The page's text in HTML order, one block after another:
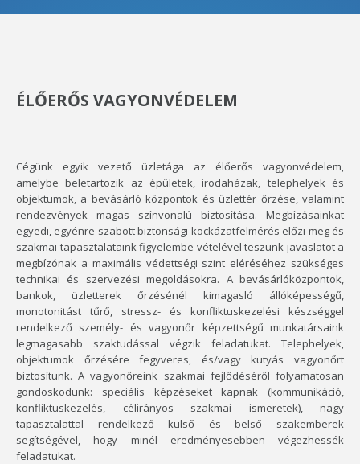
ÉLŐERŐS VAGYONVÉDELEM
Cégünk egyik vezető üzletága az élőerős vagyonvédelem,
amelybe beletartozik az épületek, irodaházak, telephelyek és
objektumok, a bevásárló központok és üzlettér őrzése, valamint
rendezvények magas színvonalú biztosítása. Megbízásainkat
egyedi, egyénre szabott biztonsági kockázatfelmérés előzi meg és
szakmai tapasztalataink figyelembe vételével teszünk javaslatot a
megbízónak a maximális védettségi szint eléréséhez szükséges
technikai és szervezési megoldásokra. A bevásárlóközpontok,
bankok, üzletterek őrzésénél kimagasló állóképességű,
monotonitást tűrő, stressz- és konfliktuskezelési készséggel
rendelkező személy- és vagyonőr képzettségű munkatársaink
legmagasabb szaktudással végzik feladatukat. Telephelyek,
objektumok őrzésére fegyveres, és/vagy kutyás vagyonőrt
biztosítunk. A vagyonőreink szakmai fejlődéséről folyamatosan
gondoskodunk: speciális képzéseket kapnak (kommunikáció,
konfliktuskezelés, célirányos szakmai ismeretek), nagy
tapasztalattal rendelkező külső és belső szakemberek
segítségével, hogy minél eredményesebben végezhessék
feladatukat.